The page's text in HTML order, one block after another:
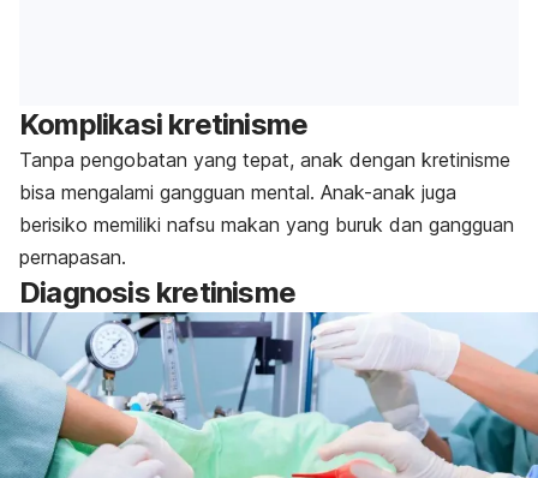
Komplikasi kretinisme
Tanpa pengobatan yang tepat, anak dengan kretinisme
bisa mengalami gangguan mental. Anak-anak juga
berisiko memiliki nafsu makan yang buruk dan gangguan
pernapasan.
Diagnosis kretinisme